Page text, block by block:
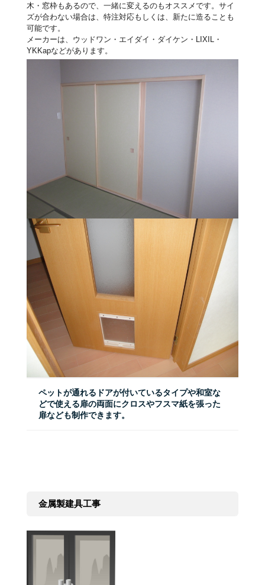
木・窓枠もあるので、一緒に変えるのもオススメです。サイ
ズが合わない場合は、特注対応もしくは、新たに造ることも
可能です。
メーカーは、ウッドワン・エイダイ・ダイケン・LIXIL・
YKKapなどがあります。
ペットが通れるドアが付いているタイプや和室な
どで使える扉の両面にクロスやフスマ紙を張った
扉なども制作できます。
金属製建具工事